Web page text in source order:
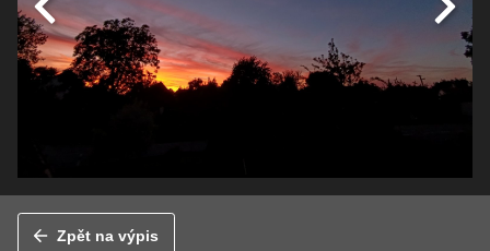
Zpět na výpis